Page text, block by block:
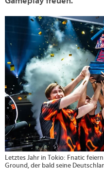
Letztes Jahr in Tokio: Fnatic
Ground, der bald seine